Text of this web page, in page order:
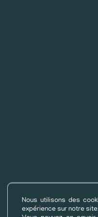
©2026Camping les
Mentions légales-
Nous utilisons des
expérience sur notre